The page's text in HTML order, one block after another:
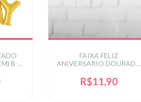
B-
FAIXA FELIZ
ANIVERSARIO DOURADA
0191OUR
R$11,90